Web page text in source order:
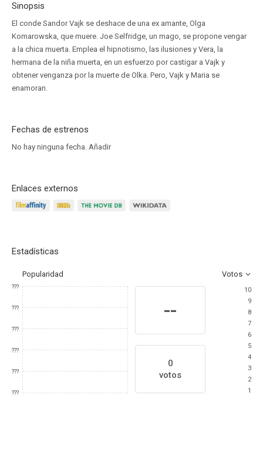
Sinopsis
El conde Sandor Vajk se deshace de una ex amante, Olga
Komarowska, que muere. Joe Selfridge, un mago, se propone vengar
a la chica muerta. Emplea el hipnotismo, las ilusiones y Vera, la
hermana de la niña muerta, en un esfuerzo por castigar a Vajk y
obtener venganza por la muerte de Olka. Pero, Vajk y Maria se
enamoran.
Fechas de estrenos
No hay ninguna fecha. Añadir
Enlaces externos
Estadísticas
Popularidad Votos
???
???
???
???
???
???
--
0
votos
10
9
8
7
6
5
4
3
2
1